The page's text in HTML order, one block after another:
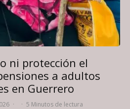
ni protección el
a adultos
en Guerrero
· · 5 Minutos de lectura